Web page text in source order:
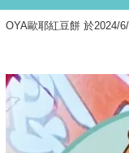
OYA歐耶紅豆餅 於